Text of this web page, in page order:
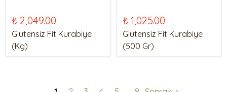
₺ 2,049.00
Glutensiz Fit Kurabiye
(Kg)
₺ 1,025.00
Glutensiz Fit Kurabiye
(500 Gr)